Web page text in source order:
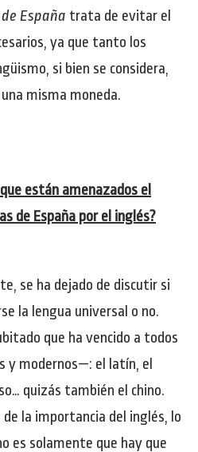
España trata de evitar el
ya que tanto los
si bien se considera,
misma moneda.
están amenazados el
de España por el inglés?
se ha dejado de discutir si
la lengua universal o no.
que ha vencido a todos
y modernos—: el latín, el
quizás también el chino.
de la importancia del inglés, lo
es solamente que hay que